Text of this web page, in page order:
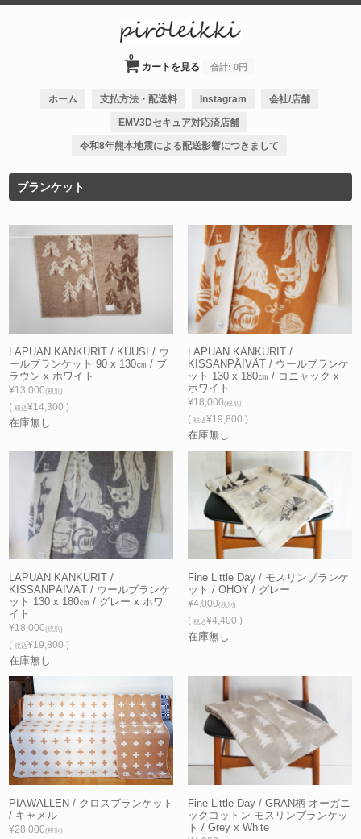
カートを見る
0
合計: 0円
ホーム 支払方法・配送料 Instagram 会社/店舗
EMV3Dセキュア対応済店舗
令和8年熊本地震による配送影響につきまして
ブランケット
LAPUAN KANKURIT / KUUSI / ウ
ールブランケット 90 x 130㎝ / ブ
ラウン x ホワイト
¥13,000(税別)
(税込¥14,300 )
在庫無し
LAPUAN KANKURIT /
KISSANPÄIVÄT / ウールブランケ
ット 130 x 180㎝ / コニャック x
ホワイト
¥18,000(税別)
( 税込¥19,800 )
在庫無し
LAPUAN KANKURIT /
KISSANPÄIVÄT / ウールブランケ
ット 130 x 180㎝ / グレー x ホワ
イト
¥18,000(税別)
(税込¥19,800 )
在庫無し
Fine Little Day / モスリンブランケ
ット / OHOY / グレー
¥4,000(税別)
( 税込¥4,400 )
在庫無し
PIAWALLEN / クロスブランケット
/ キャメル
¥28,000(税別)
Fine Little Day / GRAN柄 オーガニ
ックコットン モスリンブランケッ
ト / Grey x White